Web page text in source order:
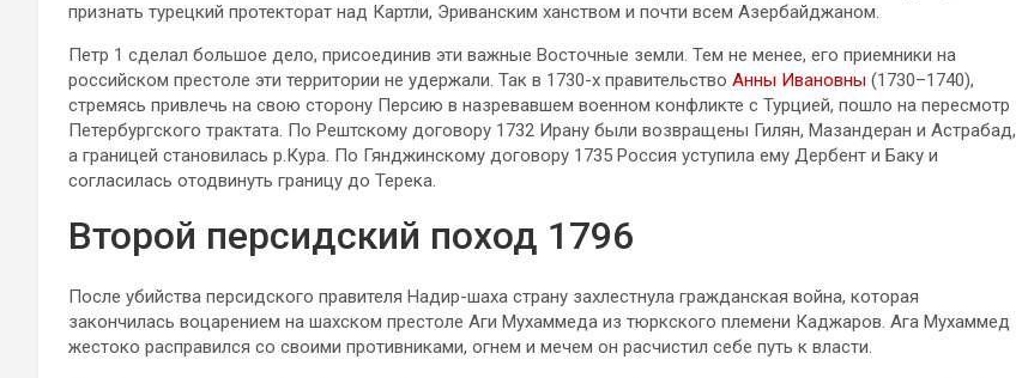
признать турецкий протекторат над Картли, Эриванским ханством и почти всем Азербайджаном.
Петр 1 сделал большое дело, присоединив эти важные Восточные земли. Тем не менее, его приемники на
российском престоле эти территории не удержали. Так в 1730-х правительство Анны Ивановны (1730–1740),
стремясь привлечь на свою сторону Персию в назревавшем военном конфликте с Турцией, пошло на пересмотр
Петербургского трактата. По Рештскому договору 1732 Ирану были возвращены Гилян, Мазандеран и Астрабад,
а границей становилась р.Кура. По Гянджинскому договору 1735 Россия уступила ему Дербент и Баку и
согласилась отодвинуть границу до Терека.
Второй персидский поход 1796
После убийства персидского правителя Надир-шаха страну захлестнула гражданская война, которая
закончилась воцарением на шахском престоле Аги Мухаммеда из тюркского племени Каджаров. Ага Мухаммед
жестоко расправился со своими противниками, огнем и мечем он расчистил себе путь к власти.